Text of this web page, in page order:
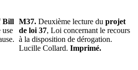
Bill
use
M37. Deuxième lecture du projet
de loi 37, Loi concernant le recours
à la disposition de dérogation.
Lucille Collard. Imprimé.